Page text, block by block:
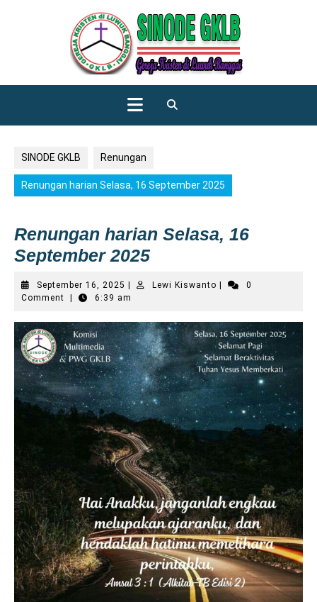
Open
SINODE GKLB Renungan
Renungan harian Selasa, 16 September 2025
Renungan harian Selasa, 16
September 2025
September 16, 2025 September
16,
Lewi KiswantoLewi
0
Comment
6:39 am